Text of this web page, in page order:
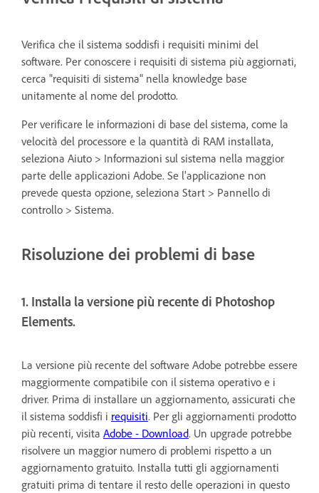
Verifica che il sistema soddisfi i requisiti minimi del
software. Per conoscere i requisiti di sistema più aggiornati,
cerca "requisiti di sistema" nella knowledge base
unitamente al nome del prodotto.
Per verificare le informazioni di base del sistema, come la
velocità del processore e la quantità di RAM installata,
seleziona Aiuto > Informazioni sul sistema nella maggior
parte delle applicazioni Adobe. Se l'applicazione non
prevede questa opzione, seleziona Start > Pannello di
controllo > Sistema.
Risoluzione dei problemi di base
1. Installa la versione più recente di Photoshop
Elements.
La versione più recente del software Adobe potrebbe essere
maggiormente compatibile con il sistema operativo e i
driver. Prima di installare un aggiornamento, assicurati che
il sistema soddisfi i requisiti. Per gli aggiornamenti prodotto
più recenti, visita Adobe - Download. Un upgrade potrebbe
risolvere un maggior numero di problemi rispetto a un
aggiornamento gratuito. Installa tutti gli aggiornamenti
gratuiti prima di tentare il resto delle operazioni in questo